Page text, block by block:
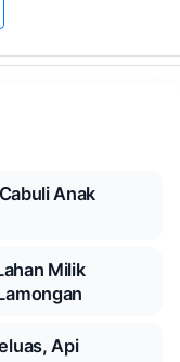
Anak
Milik
Api